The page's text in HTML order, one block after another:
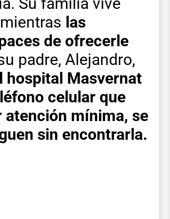
las
de ofrecerle
padre, Alejandro,
hospital Masvernat
celular que
mínima, se
sin encontrarla.